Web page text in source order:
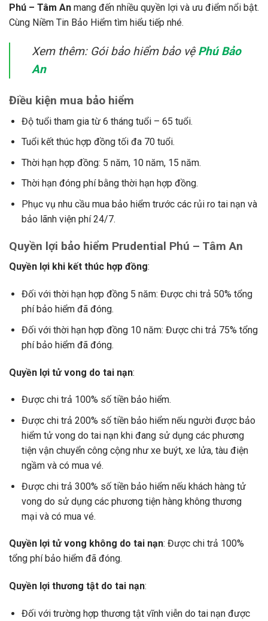
Phú – Tâm An mang đến nhiều quyền lợi và ưu điểm nổi bật.
Cùng Niềm Tin Bảo Hiểm tìm hiểu tiếp nhé.
Xem thêm: Gói bảo hiểm bảo vệ Phú Bảo
An
Điều kiện mua bảo hiểm
Độ tuổi tham gia từ 6 tháng tuổi – 65 tuổi.
Tuổi kết thúc hợp đồng tối đa 70 tuổi.
Thời hạn hợp đồng: 5 năm, 10 năm, 15 năm.
Thời hạn đóng phí bằng thời hạn hợp đồng.
Phục vụ nhu cầu mua bảo hiểm trước các rủi ro tai nạn và
bảo lãnh viện phí 24/7.
Quyền lợi bảo hiểm Prudential Phú – Tâm An
Quyền lợi khi kết thúc hợp đồng:
Đối với thời hạn hợp đồng 5 năm: Được chi trả 50% tổng
phí bảo hiểm đã đóng.
Đối với thời hạn hợp đồng 10 năm: Được chi trả 75% tổng
phí bảo hiểm đã đóng.
Quyền lợi tử vong do tai nạn:
Được chi trả 100% số tiền bảo hiểm.
Được chi trả 200% số tiền bảo hiểm nếu người được bảo
hiểm tử vong do tai nạn khi đang sử dụng các phương
tiện vận chuyển công cộng như xe buýt, xe lửa, tàu điện
ngầm và có mua vé.
Được chi trả 300% số tiền bảo hiểm nếu khách hàng tử
vong do sử dụng các phương tiện hàng không thương
mại và có mua vé.
Quyền lợi tử vong không do tai nạn: Được chi trả 100%
tổng phí bảo hiểm đã đóng.
Quyền lợi thương tật do tai nạn:
Đối với trường hợp thương tật vĩnh viễn do tai nạn được